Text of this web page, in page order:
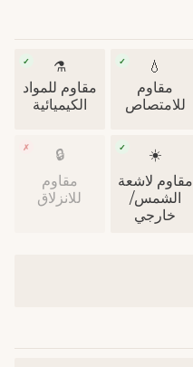
💧
✓
مقاوم
للامتصاص
⚗️
✓
مقاوم للمواد
الكيميائية
☀️
✓
مقاوم لاشعة
الشمس/
خارجي
🔒
✗
مقاوم
للانزلاق